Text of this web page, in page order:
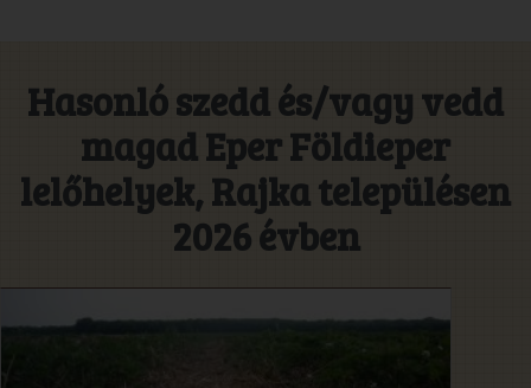
Hasonló szedd és/vagy vedd
magad Eper Földieper
lelőhelyek, Rajka településen
2026 évben